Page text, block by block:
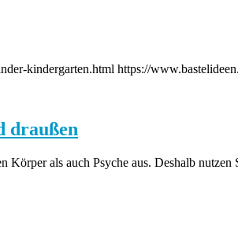
kindergarten.html https://
draußen
als auch Psyche aus. Deshalb nutzen